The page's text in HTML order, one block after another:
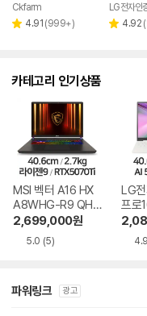
페이
Ckfarm
별 4.91 리
(999+)
별 4.92 (
카테고리 인기상품
MSI 벡터 A16 HX
A8WHG-R9 QHD
+
2,699,000원
5.0 (5)
LG
프로
4.9
파워링크 광고